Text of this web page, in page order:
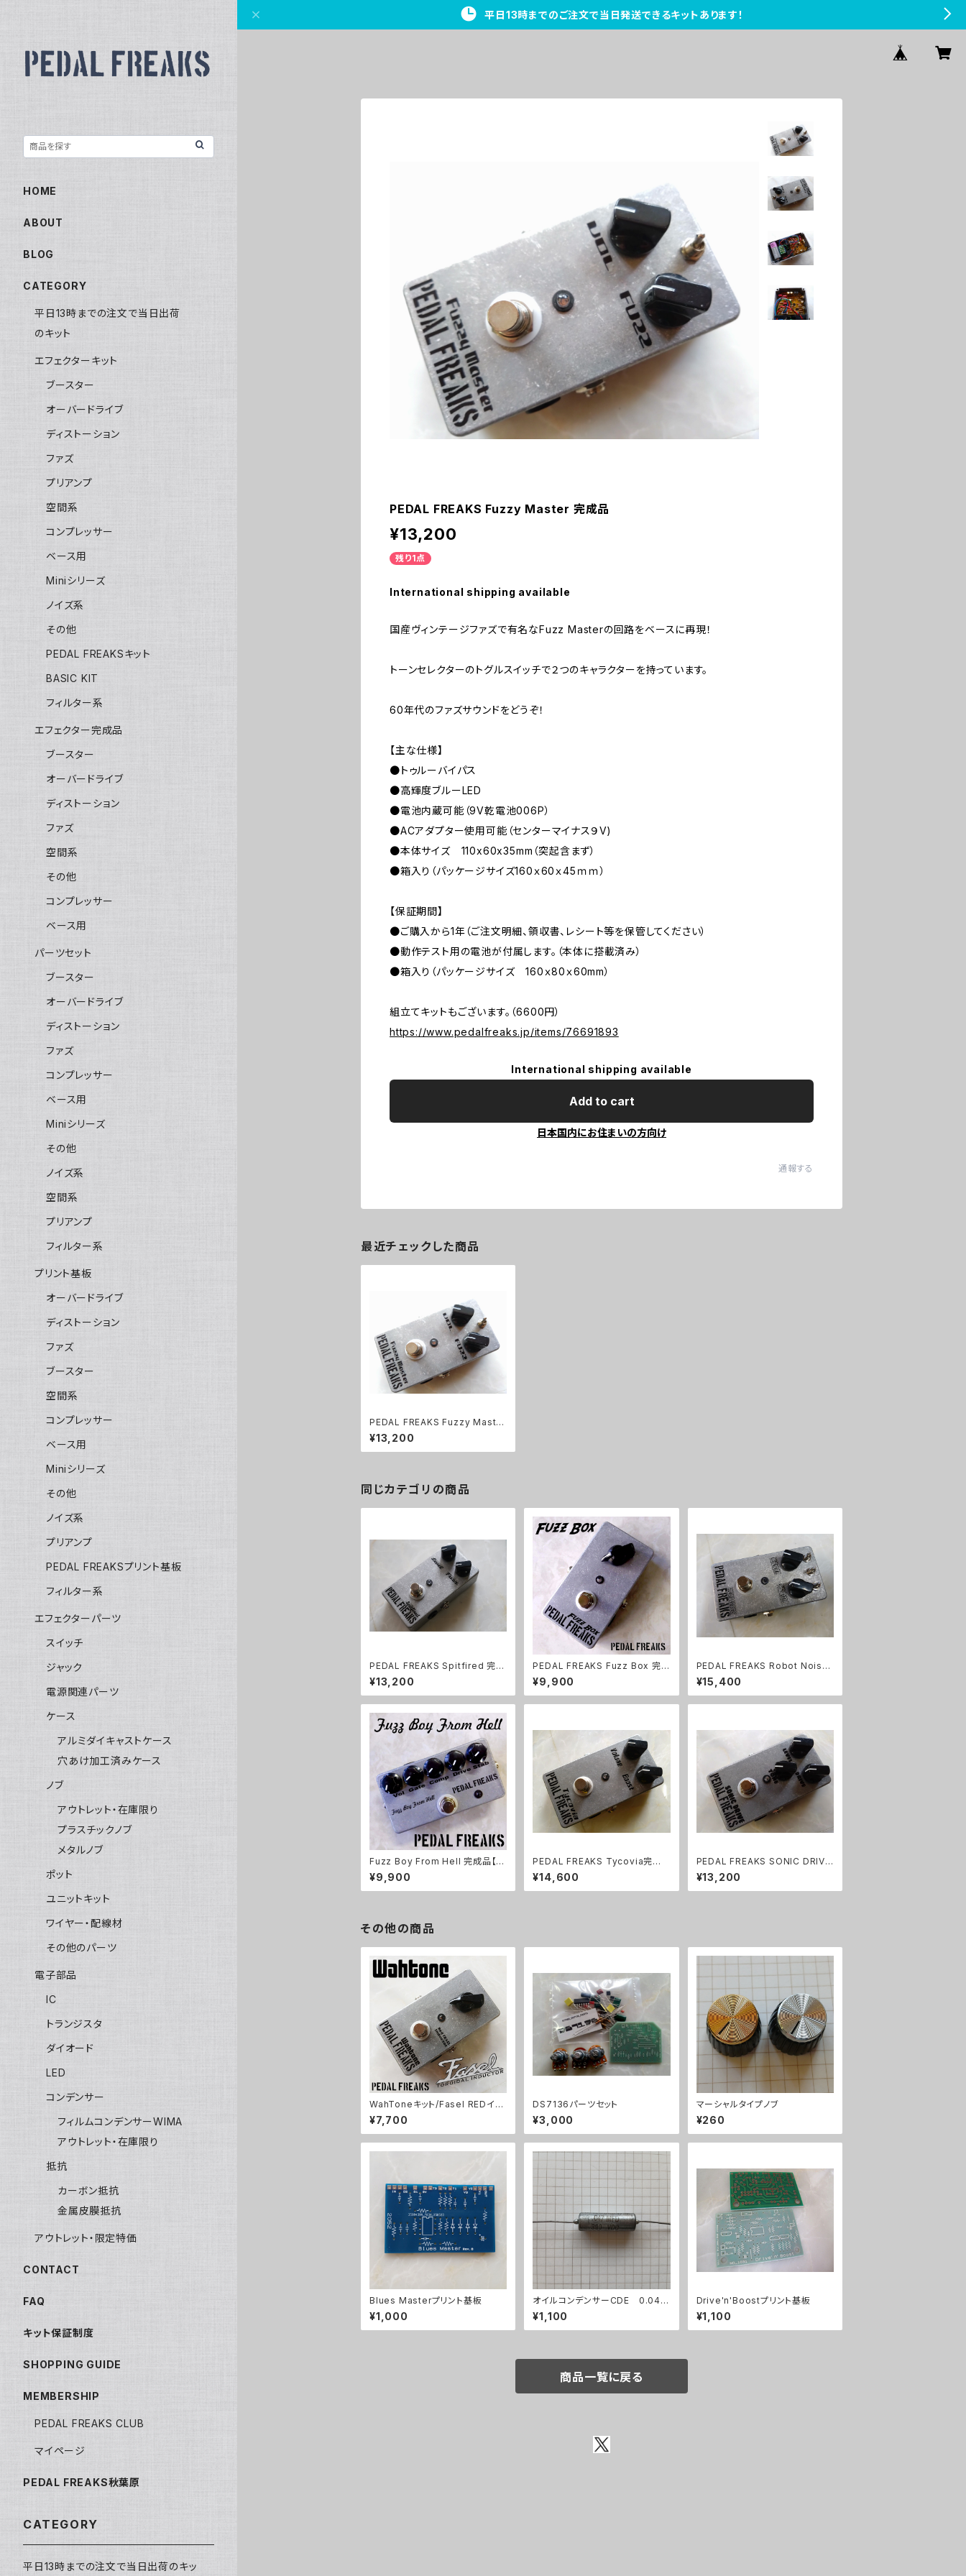
平日13時までのご注文で当日発送できるキットあります！
PEDAL FREAKS Fuzzy Master 完成品
¥13,200
残り1点
International shipping available
国産ヴィンテージファズで有名なFuzz Masterの回路をベースに再現！
トーンセレクターのトグルスイッチで２つのキャラクターを持っています。
60年代のファズサウンドをどうぞ！
【主な仕様】
●トゥルーバイパス
●高輝度ブルーLED
●電池内蔵可能（9V乾電池006P）
●ACアダプター使用可能（センターマイナス９V)
●本体サイズ 110x60x35mm（突起含まず）
●箱入り（パッケージサイズ160ｘ60ｘ45ｍｍ）
【保証期間】
●ご購入から1年（ご注文明細、領収書、レシート等を保管してください）
●動作テスト用の電池が付属します。（本体に搭載済み）
●箱入り（パッケージサイズ 160ｘ80ｘ60mm）
組立てキットもございます。（6600円）
https://www.pedalfreaks.jp/items/76691893
International shipping available
Add to cart
日本国内にお住まいの方向け
通報する
最近チェックした商品
PEDAL FREAKS Fuzzy Master
完成品
¥13,200
同じカテゴリの商品
PEDAL FREAKS Spitfired 完成
品
¥13,200
PEDAL FREAKS Fuzz Box 完成
品
¥9,900
PEDAL FREAKS Robot Noise
完成品
¥15,400
Fuzz Boy From Hell 完成品【P
EDAL FREAKS】
¥9,900
PEDAL FREAKS Tycovia完成
品
¥14,600
PEDAL FREAKS SONIC DRIVE
完成品
¥13,200
その他の商品
WahToneキット/Fasel REDイン
ダクター仕様【PEDAL FREAKS 】
¥7,700
DS7136パーツセット
¥3,000
マーシャルタイプノブ
¥260
Blues Masterプリント基板
¥1,000
オイルコンデンサーCDE 0.047
uF【在庫限り】
¥1,100
Drive'n'Boostプリント基板
¥1,100
商品一覧に戻る
HOME
ABOUT
BLOG
CATEGORY
平日13時までの注文で当日出荷
のキット
エフェクターキット
ブースター
オーバードライブ
ディストーション
ファズ
プリアンプ
空間系
コンプレッサー
ベース用
Miniシリーズ
ノイズ系
その他
PEDAL FREAKSキット
BASIC KIT
フィルター系
エフェクター完成品
ブースター
オーバードライブ
ディストーション
ファズ
空間系
その他
コンプレッサー
ベース用
パーツセット
ブースター
オーバードライブ
ディストーション
ファズ
コンプレッサー
ベース用
Miniシリーズ
その他
ノイズ系
空間系
プリアンプ
フィルター系
プリント基板
オーバードライブ
ディストーション
ファズ
ブースター
空間系
コンプレッサー
ベース用
Miniシリーズ
その他
ノイズ系
プリアンプ
PEDAL FREAKSプリント基板
フィルター系
エフェクターパーツ
スイッチ
ジャック
電源関連パーツ
ケース
アルミダイキャストケース
穴あけ加工済みケース
ノブ
アウトレット・在庫限り
プラスチックノブ
メタルノブ
ポット
ユニットキット
ワイヤー・配線材
その他のパーツ
電子部品
IC
トランジスタ
ダイオード
LED
コンデンサー
フィルムコンデンサーWIMA
アウトレット・在庫限り
抵抗
カーボン抵抗
金属皮膜抵抗
アウトレット・限定特価
CONTACT
FAQ
キット保証制度
SHOPPING GUIDE
MEMBERSHIP
PEDAL FREAKS CLUB
マイページ
PEDAL FREAKS秋葉原
CATEGORY
平日13時までの注文で当日出荷のキッ